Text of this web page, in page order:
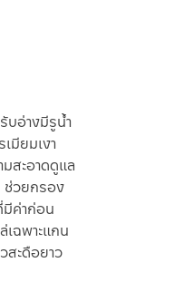
บอ่างมีรูน้ำ
มียมเงา
สะอาดดูแล
ช่วยกรอง
ค่าก่อน
เฉพาะแกน
สะดือยาว